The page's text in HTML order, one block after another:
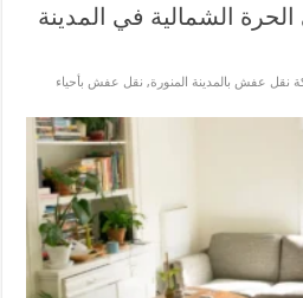
الشمالية في المدينة
نقل عفش بالمدينة المنورة, نقل عفش بأحياء